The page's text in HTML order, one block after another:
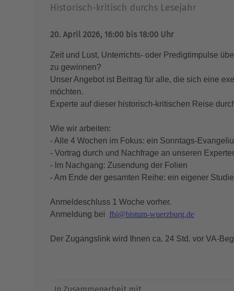
Historisch-kritisch durchs Lesejahr
20. April 2026, 16:00 bis 18:00 Uhr
Zeit und Lust, Unterrichts- oder Predigtimpulse
zu gewinnen?
Unser Angebot ist Beitrag für alle, die sich eine
möchten.
Experte auf dieser historisch-kritischen Reise
Wie wir arbeiten:
- Alle 4 Wochen im Fokus: ein Sonntags-
- Vortrag durch und Nachfrage an unseren
- Im Nachgang: Zusendung der Folien
- Am Ende der gesamten Reihe: ein eigener
Anmeldeschluss 1 Woche vorher.
Anmeldung bei fbi@bistum-wuerzburg.de
Der Zugangslink wird Ihnen ca. 24 Std. vor VA-